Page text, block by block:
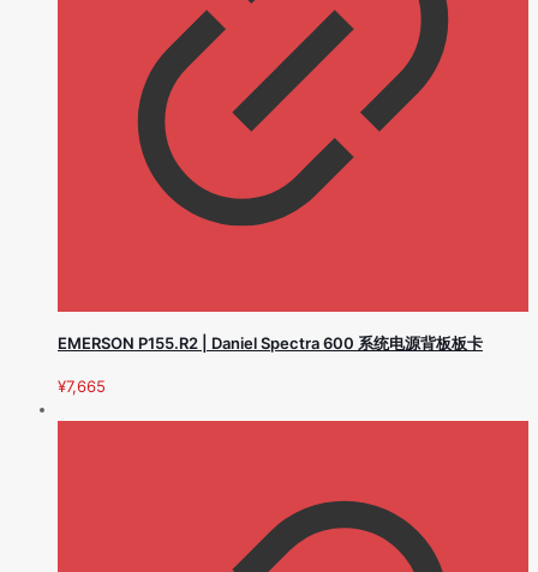
EMERSON P155.R2 | Daniel Spectra 600 系统电源背板板卡
¥7,665